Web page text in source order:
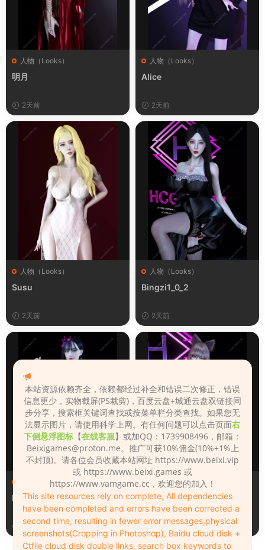
人物（Looks）
明月
2天前
人物（Looks）
Alice
2天前
人物（Looks）
Susu
2天前
人物（Looks）
Bingzi1_0_2
2天前
人物（Looks）
Monica_2_2_2
2天前
人物（Looks）
Lizhen2025
3天前
本站资源依赖齐全，依赖都经过补全和错误二次修正，错误
信息更少，实物截屏(PS裁剪)，百度云盘+城通云盘双链接同
步分享，搜索框关键词查找或按菜单栏分类查找。如果您无
法显示图片，请使用科学上网。有任何问题可以点击页面右
下侧悬浮图标 【在线客服】或加QQ：1739908496，邮箱：
Beixigames@proton.me。推广可获10%佣金(10%+1%上
不封顶)。请各位会员收藏本站网址 https://www.beixi.vip
或 https://www.beixi.games 或
https://www.vamgame.cc，欢迎您的加入！
This site resources rely on complete, All dependencies
have been completed and errors have been corrected a
second time, resulting in fewer error messages,physical
screenshots(Cropping in Photoshop), Baidu cloud disk +
Ctfile cloud disk double links, search box keywords to